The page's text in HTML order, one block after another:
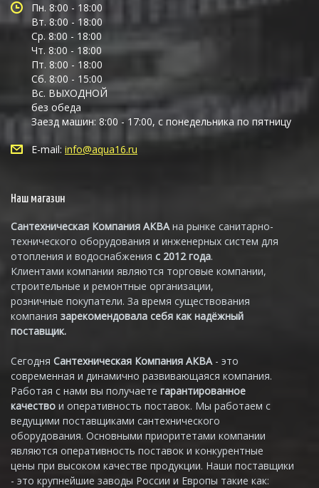
Пн. 8:00 - 18:00
Вт. 8:00 - 18:00
Ср. 8:00 - 18:00
Чт. 8:00 - 18:00
Пт. 8:00 - 18:00
Сб. 8:00 - 15:00
Вс. ВЫХОДНОЙ
без обеда
Заезд машин: 8:00 - 17:00, с понедельника по пятницу
E-mail:info@aqua16.ru
Наш магазин
Сантехническая Компания АКВАна рынке санитарно-
технического оборудования и инженерных систем для
отопления и водоснабжения с 2012 года.
Клиентами компании являются торговые компании,
строительные и ремонтные организации,
розничные покупатели. За время существования
компания зарекомендовала себя как надёжный
поставщик.
Сегодня Сантехническая Компания АКВА - это
современная и динамично развивающаяся компания.
Работая с нами вы получаете гарантированное
качество и оперативность поставок. Мы работаем с
ведущими поставщиками сантехнического
оборудования. Основными приоритетами компании
являются оперативность поставок и конкурентные
цены при высоком качестве продукции. Наши поставщики
- это крупнейшие заводы России и Европы такие как: